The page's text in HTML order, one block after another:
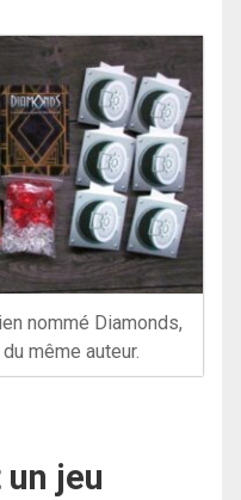
nommé Diamonds,
même auteur.
jeu